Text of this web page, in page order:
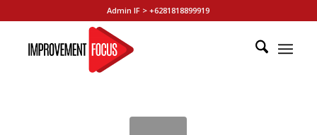
Admin IF > +6281818899919